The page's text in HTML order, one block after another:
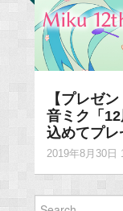
【プレゼ
音ミク「
込めてプレ
2019年8月30日
Search